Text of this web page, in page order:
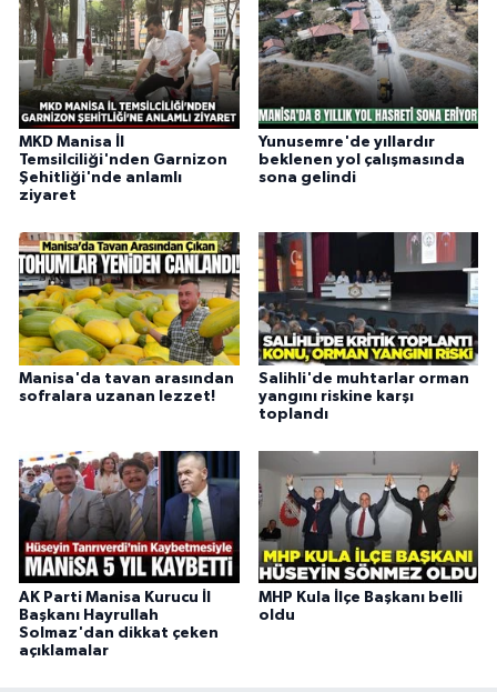
MKD Manisa İl
Temsilciliği'nden Garnizon
Şehitliği'nde anlamlı
ziyaret
Yunusemre'de yıllardır
beklenen yol çalışmasında
sona gelindi
Manisa'da tavan arasından
sofralara uzanan lezzet!
Salihli'de muhtarlar orman
yangını riskine karşı
toplandı
AK Parti Manisa Kurucu İl
Başkanı Hayrullah
Solmaz'dan dikkat çeken
açıklamalar
MHP Kula İlçe Başkanı belli
oldu